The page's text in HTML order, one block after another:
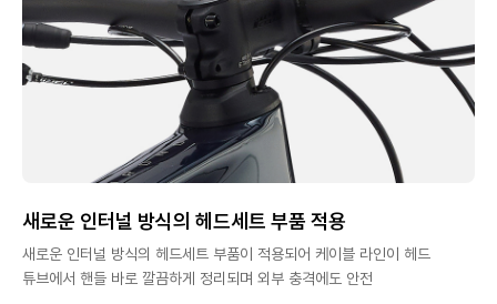
새로운 인터널 방식의 헤드세트 부품 적용
새로운 인터널 방식의 헤드세트 부품이 적용되어 케이블 라인이 헤드
튜브에서 핸들 바로 깔끔하게 정리되며 외부 충격에도 안전